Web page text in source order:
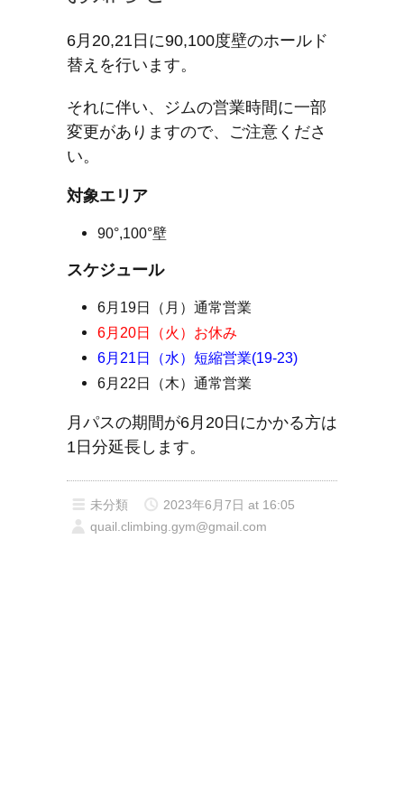
6月20,21日に90,100度壁のホールド
替えを行います。
それに伴い、ジムの営業時間に一部
変更がありますので、ご注意くださ
い。
対象エリア
90°,100°壁
スケジュール
6月19日（月）通常営業
6月20日（火）お休み
6月21日（水）短縮営業(19-23)
6月22日（木）通常営業
月パスの期間が6月20日にかかる方は
1日分延長します。
未分類
2023年6月7日 at 16:05
quail.climbing.gym@gmail.com